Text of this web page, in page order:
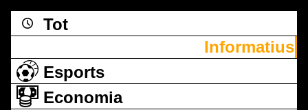
Tot
Informatius
Esports
Economia